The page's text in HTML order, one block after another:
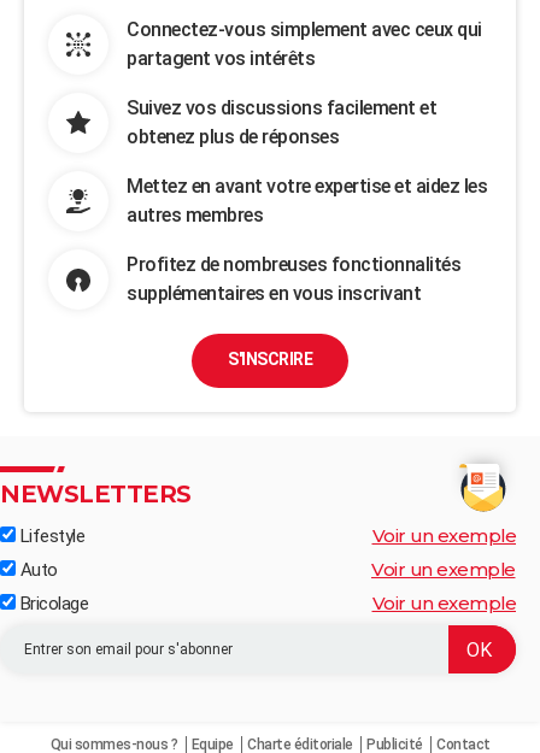
Connectez-vous simplement avec ceux qui
partagent vos intérêts
Suivez vos discussions facilement et
obtenez plus de réponses
Mettez en avant votre expertise et aidez les
autres membres
Profitez de nombreuses fonctionnalités
supplémentaires en vous inscrivant
S'INSCRIRE
NEWSLETTERS
Lifestyle Voir un exemple
Auto Voir un exemple
Bricolage Voir un exemple
Qui sommes-nous ? Equipe Charte éditoriale Publicité Contact